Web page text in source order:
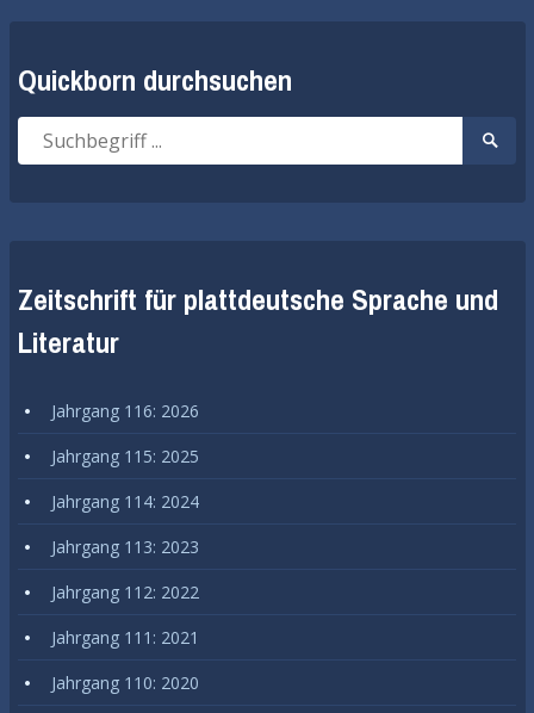
Quickborn durchsuchen
Suche
nach:
Suche
Zeitschrift für plattdeutsche Sprache und
Literatur
Jahrgang 116: 2026
Jahrgang 115: 2025
Jahrgang 114: 2024
Jahrgang 113: 2023
Jahrgang 112: 2022
Jahrgang 111: 2021
Jahrgang 110: 2020